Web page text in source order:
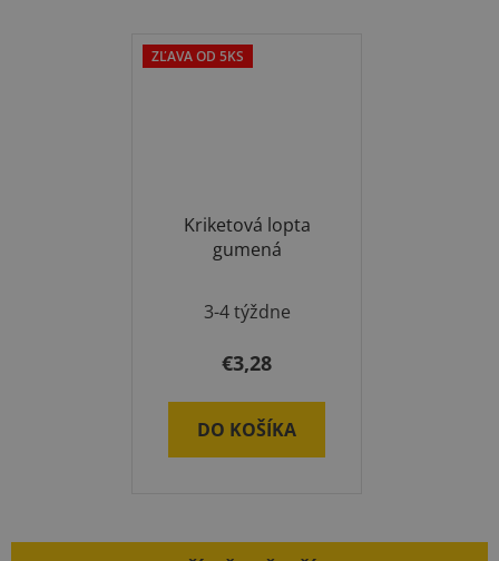
ZĽAVA OD 5KS
Kriketová lopta
gumená
3-4 týždne
€3,28
DO KOŠÍKA